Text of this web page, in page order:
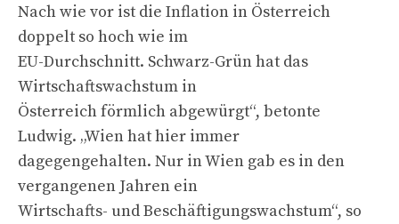
Nach wie vor ist die Inflation in Österreich
doppelt so hoch wie im
EU-Durchschnitt. Schwarz-Grün hat das
Wirtschaftswachstum in
Österreich förmlich abgewürgt“, betonte
Ludwig. „Wien hat hier immer
dagegengehalten. Nur in Wien gab es in den
vergangenen Jahren ein
Wirtschafts- und Beschäftigungswachstum“, so